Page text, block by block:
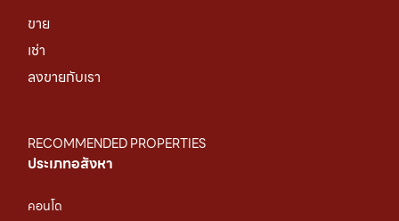
ขาย
เช่า
ลงขายกับเรา
RECOMMENDED PROPERTIES
ประเภทอสังหา
คอนโด